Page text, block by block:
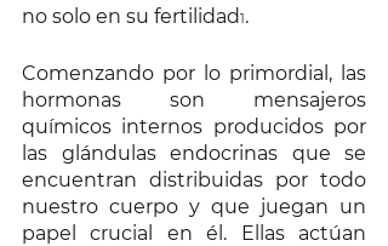
no solo en su fertilidad1.
Comenzando por lo primordial, las
hormonas son mensajeros
químicos internos producidos por
las glándulas endocrinas que se
encuentran distribuidas por todo
nuestro cuerpo y que juegan un
papel crucial en él. Ellas actúan